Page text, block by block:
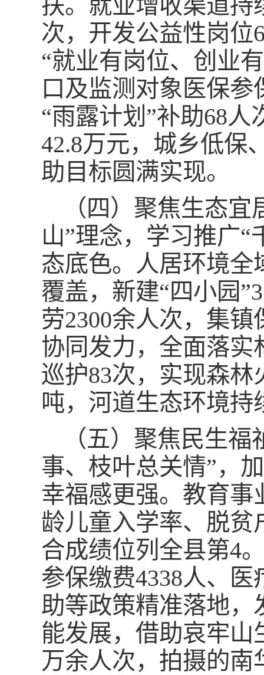
扶。就业增收渠道持
次，开发公益性岗位
“就业有岗位、创业
口及监测对象医保
“雨露计划”补助68人
42.8万元，城乡低保
助目标圆满实现。
（四）聚焦生态
山”理念，学习推广
态底色。人居环境全
覆盖，新建“四小园
劳2300余人次，集
协同发力，全面落
巡护83次，实现森林
吨，河道生态环境
（五）聚焦民生
事、枝叶总关情”，
幸福感更强。教育事
龄儿童入学率、脱贫
合成绩位列全县第4
参保缴费4338人、
助等政策精准落地，
能发展，借助哀牢山
万余人次，拍摄的